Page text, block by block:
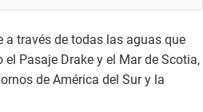
a través de todas las aguas que
Pasaje Drake y el Mar de Scotia,
de América del Sur y la